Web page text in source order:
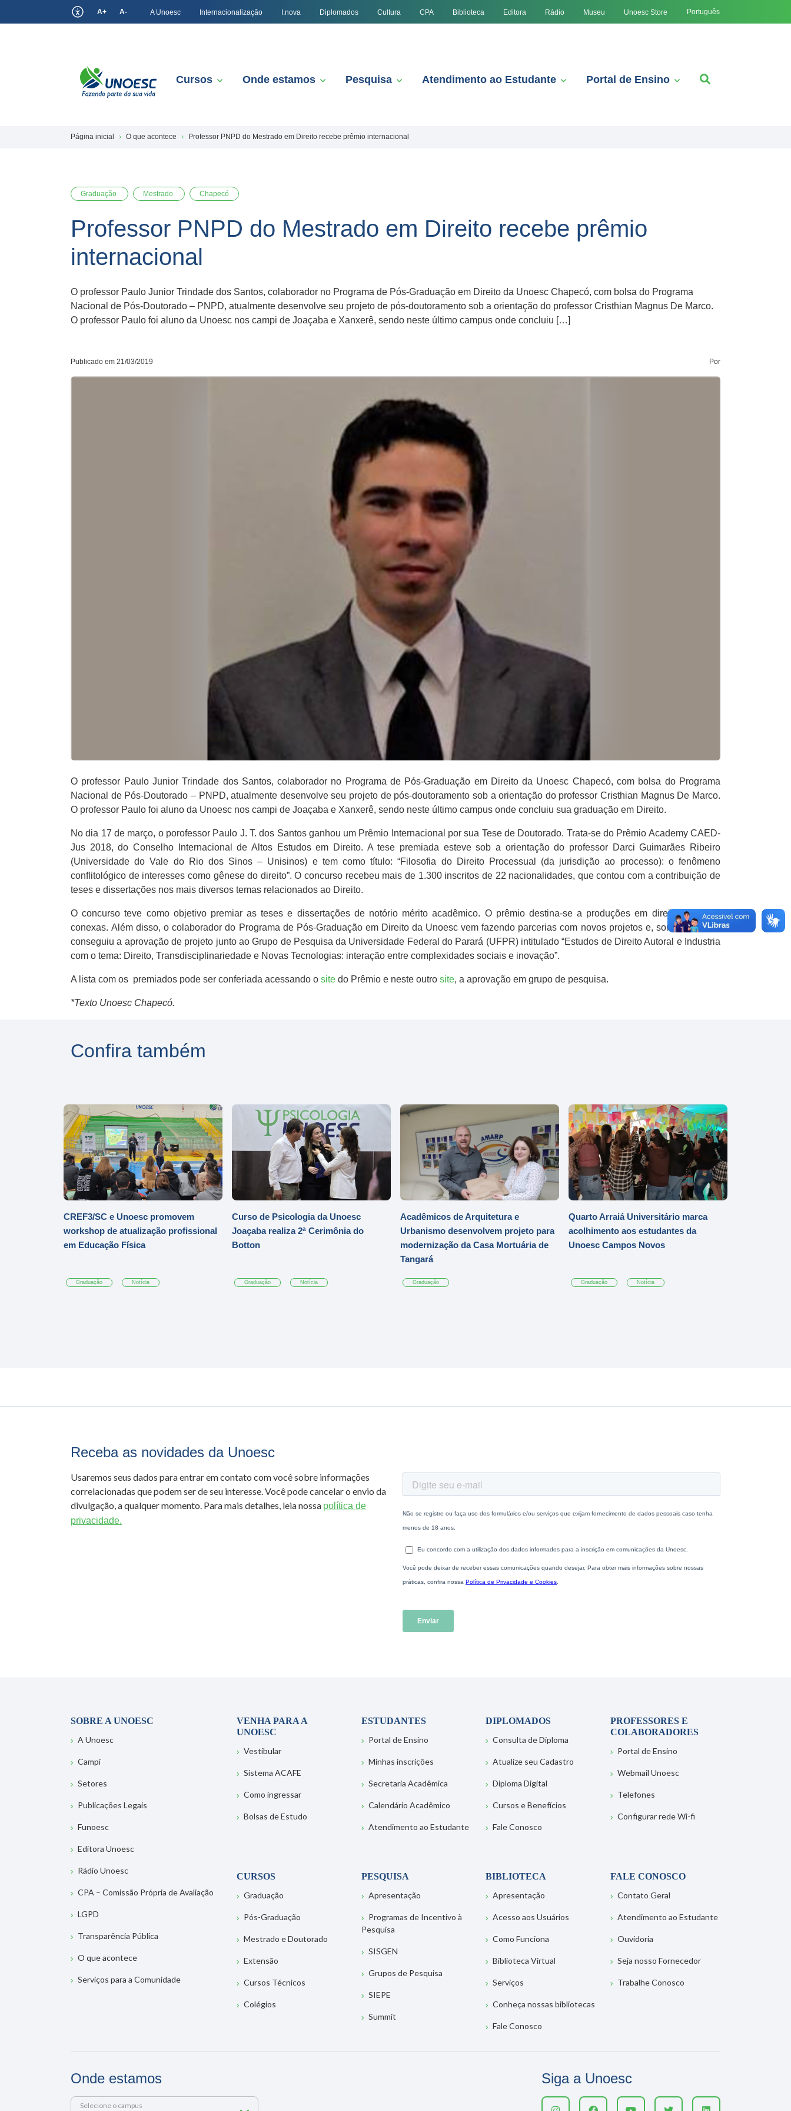
A+ A- A Unoesc Internacionalização I.nova Diplomados Cultura CPA Biblioteca Editora Rádio Museu Unoesc Store Português
Cursos Onde estamos Pesquisa Atendimento ao Estudante Portal de Ensino
Página inicial O que acontece Professor PNPD do Mestrado em Direito recebe prêmio internacional
Graduação Mestrado Chapecó
Professor PNPD do Mestrado em Direito recebe prêmio
internacional
O professor Paulo Junior Trindade dos Santos, colaborador no Programa de Pós-Graduação em Direito da Unoesc Chapecó, com bolsa do Programa
Nacional de Pós-Doutorado – PNPD, atualmente desenvolve seu projeto de pós-doutoramento sob a orientação do professor Cristhian Magnus De Marco.
O professor Paulo foi aluno da Unoesc nos campi de Joaçaba e Xanxerê, sendo neste último campus onde concluiu […]
Publicado em 21/03/2019 Por
O professor Paulo Junior Trindade dos Santos, colaborador no Programa de Pós-Graduação em Direito da Unoesc Chapecó, com bolsa do Programa
Nacional de Pós-Doutorado – PNPD, atualmente desenvolve seu projeto de pós-doutoramento sob a orientação do professor Cristhian Magnus De Marco.
O professor Paulo foi aluno da Unoesc nos campi de Joaçaba e Xanxerê, sendo neste último campus onde concluiu sua graduação em Direito.
No dia 17 de março, o porofessor Paulo J. T. dos Santos ganhou um Prêmio Internacional por sua Tese de Doutorado. Trata-se do Prêmio Academy CAED-
Jus 2018, do Conselho Internacional de Altos Estudos em Direito. A tese premiada esteve sob a orientação do professor Darci Guimarães Ribeiro
(Universidade do Vale do Rio dos Sinos – Unisinos) e tem como título: “Filosofia do Direito Processual (da jurisdição ao processo): o fenômeno
conflitológico de interesses como gênese do direito”. O concurso recebeu mais de 1.300 inscritos de 22 nacionalidades, que contou com a contribuição de
teses e dissertações nos mais diversos temas relacionados ao Direito.
O concurso teve como objetivo premiar as teses e dissertações de notório mérito acadêmico. O prêmio destina-se a produções em direito ou áreas
conexas. Além disso, o colaborador do Programa de Pós-Graduação em Direito da Unoesc vem fazendo parcerias com novos projetos e, somado a isso,
conseguiu a aprovação de projeto junto ao Grupo de Pesquisa da Universidade Federal do Parará (UFPR) intitulado “Estudos de Direito Autoral e Industria
com o tema: Direito, Transdisciplinariedade e Novas Tecnologias: interação entre complexidades sociais e inovação”.
A lista com os premiados pode ser conferiada acessando o site do Prêmio e neste outro site, a aprovação em grupo de pesquisa.
*Texto Unoesc Chapecó.
Confira também
CREF3/SC e Unoesc promovem
workshop de atualização profissional
em Educação Física
Graduação Notícia
Curso de Psicologia da Unoesc
Joaçaba realiza 2ª Cerimônia do
Botton
Graduação Notícia
Acadêmicos de Arquitetura e
Urbanismo desenvolvem projeto para
modernização da Casa Mortuária de
Tangará
Graduação
Quarto Arraiá Universitário marca
acolhimento aos estudantes da
Unoesc Campos Novos
Graduação Notícia
Receba as novidades da Unoesc
Usaremos seus dados para entrar em contato com você sobre informações
correlacionadas que podem ser de seu interesse. Você pode cancelar o envio da
divulgação, a qualquer momento. Para mais detalhes, leia nossa política de
privacidade.
SOBRE A UNOESC
A Unoesc
Campi
Setores
Publicações Legais
Funoesc
Editora Unoesc
Rádio Unoesc
CPA – Comissão Própria de Avaliação
LGPD
Transparência Pública
O que acontece
Serviços para a Comunidade
VENHA PARA A
UNOESC
Vestibular
Sistema ACAFE
Como ingressar
Bolsas de Estudo
ESTUDANTES
Portal de Ensino
Minhas inscrições
Secretaria Acadêmica
Calendário Acadêmico
Atendimento ao Estudante
DIPLOMADOS
Consulta de Diploma
Atualize seu Cadastro
Diploma Digital
Cursos e Benefícios
Fale Conosco
PROFESSORES E
COLABORADORES
Portal de Ensino
Webmail Unoesc
Telefones
Configurar rede Wi-fi
CURSOS
Graduação
Pós-Graduação
Mestrado e Doutorado
Extensão
Cursos Técnicos
Colégios
PESQUISA
Apresentação
Programas de Incentivo à
Pesquisa
SISGEN
Grupos de Pesquisa
SIEPE
Summit
BIBLIOTECA
Apresentação
Acesso aos Usuários
Como Funciona
Biblioteca Virtual
Serviços
Conheça nossas bibliotecas
Fale Conosco
FALE CONOSCO
Contato Geral
Atendimento ao Estudante
Ouvidoria
Seja nosso Fornecedor
Trabalhe Conosco
Onde estamos
Selecione o campus
Siga a Unoesc